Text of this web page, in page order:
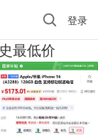
登录
最低价